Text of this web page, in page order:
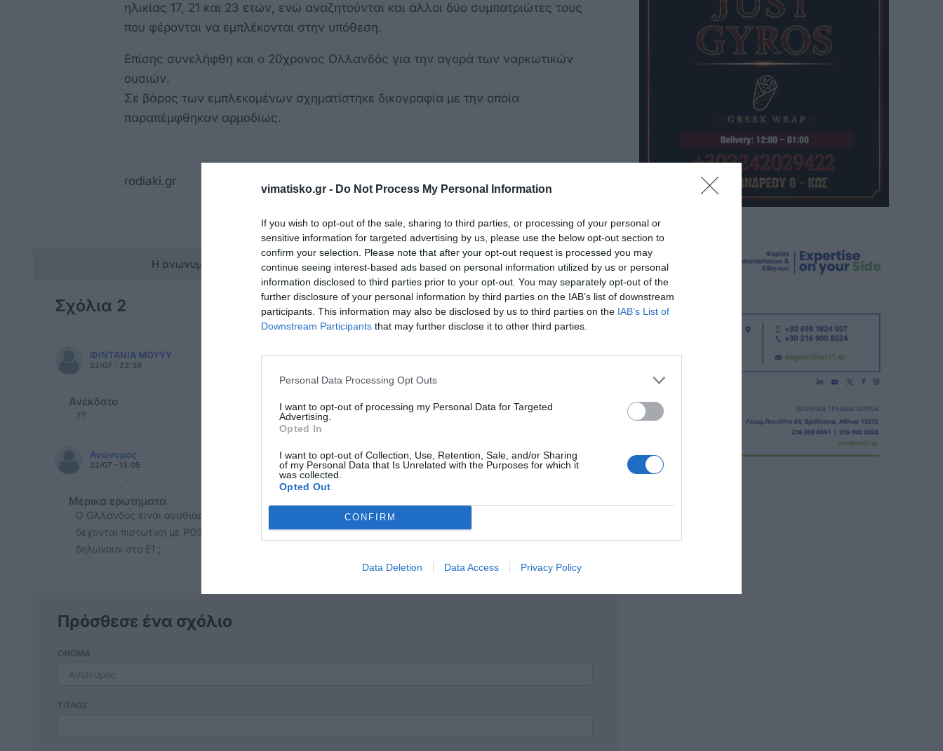
vimatisko.gr - Do Not Process My Personal Information
If you wish to opt-out of the sale, sharing to third parties, or processing of your personal or
sensitive information for targeted advertising by us, please use the below opt-out section to
confirm your selection. Please note that after your opt-out request is processed you may
continue seeing interest-based ads based on personal information utilized by us or personal
information disclosed to third parties prior to your opt-out. You may separately opt-out of the
further disclosure of your personal information by third parties on the IAB’s list of downstream
participants. This information may also be disclosed by us to third parties on the IAB’s List of
Downstream Participants that may further disclose it to other third parties.
Personal Data Processing Opt Outs
I want to opt-out of processing my Personal Data for Targeted
Advertising.
Opted In
I want to opt-out of Collection, Use, Retention, Sale, and/or Sharing
of my Personal Data that Is Unrelated with the Purposes for which it
was collected.
Opted Out
CONFIRM
Data Deletion Data Access Privacy Policy
ηλικίας 17, 21 και 23 ετών, ενώ αναζητούνται και άλλοι δύο συμπατριώτες τους
που φέρονται να εμπλέκονται στην υπόθεση.
Επίσης συνελήφθη και ο 20χρονος Ολλανδός για την αγορά των ναρκωτικών
ουσιών.
Σε βάρος των εμπλεκομένων σχηματίστηκε δικογραφία με την οποία
παραπέμφθηκαν αρμοδίως.
rodiaki.gr
Η ανωνυμία είναι το καλύτερο κρησφύγετο δειλίας και χυδαιότητας!
Σχόλια 2
ΦΙΝΤΑΝΙΑ ΜΟΥΥΥ
22/07 - 22:39
Ανέκδοτο
??
Ανώνυμος
22/07 - 13:05
Μερικα ερωτηματα
Ο Ολλανδος ειναι αγαθιαρης η νομιζει οτι ολα τα μερη ειναι σαν το Αμστερνταμ;Νομιζε οτι οι πωλητες
δεχονται πιστωτικη με POS;Ηταν της νοοτροπιας να φορολογηθουν με διαφανεις διαδικασιες;Τα γατονια
δηλωνουν στο Ε1 ;
Πρόσθεσε ένα σχόλιο
ΟΝΟΜΑ
ΤΙΤΛΟΣ